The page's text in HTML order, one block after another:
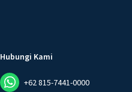
Hubungi Kami
+62 815-7441-0000